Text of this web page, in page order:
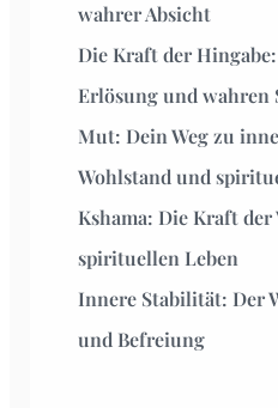
wahrer Absicht
Die Kraft der
Erlösung und wahren
Mut: Dein Weg zu
Wohlstand und
Kshama: Die Kraft der
spirituellen Leben
Innere Stabilität: Der
und Befreiung